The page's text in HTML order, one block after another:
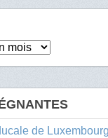
de Luxembourg